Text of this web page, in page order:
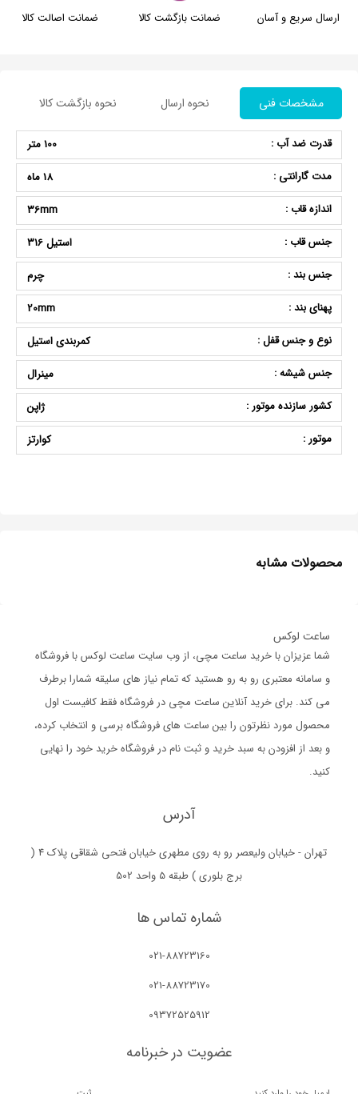
ارسال سریع و آسان ضمانت بازگشت کالا ضمانت اصالت کالا
مشخصات فنی نحوه ارسال نحوه بازگشت کالا
قدرت ضد آب :
100 متر
مدت گارانتی :
18 ماه
اندازه قاب :
36mm
جنس قاب :
استیل 316
جنس بند :
چرم
پهنای بند :
20mm
نوع و جنس قفل :
کمربندی استیل
جنس شیشه :
مینرال
کشور سازنده موتور :
ژاپن
موتور :
کوارتز
محصولات مشابه
ساعت لوکس
شما عزیزان با خرید ساعت مچی، از وب سایت ساعت لوکس با فروشگاه
و سامانه معتبری رو به رو هستید که تمام نیاز های سلیقه شمارا برطرف
می کند. برای خرید آنلاین ساعت مچی در فروشگاه فقط کافیست اول
محصول مورد نظرتون را بین ساعت های فروشگاه برسی و انتخاب کرده،
و بعد از افزودن به سبد خرید و ثبت نام در فروشگاه خرید خود را نهایی
کنید.
آدرس
تهران - خیابان ولیعصر رو به روی مطهری خیابان فتحی شقاقی پلاک 4 (
برج بلوری ) طبقه 5 واحد 502
شماره تماس ها
021-88723160
021-88723170
09372525912
عضویت در خبرنامه